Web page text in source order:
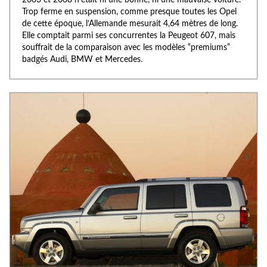
Trop ferme en suspension, comme presque toutes les Opel
de cette époque, l’Allemande mesurait 4,64 mètres de long.
Elle comptait parmi ses concurrentes la Peugeot 607, mais
souffrait de la comparaison avec les modèles “premiums”
badgés Audi, BMW et Mercedes.